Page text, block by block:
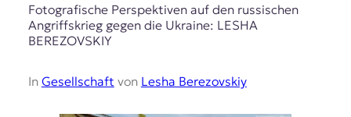
Fotografische Perspektiven auf den russischen
Angriffskrieg gegen die Ukraine: LESHA
BEREZOVSKIY
In Gesellschaft von Lesha Berezovskiy